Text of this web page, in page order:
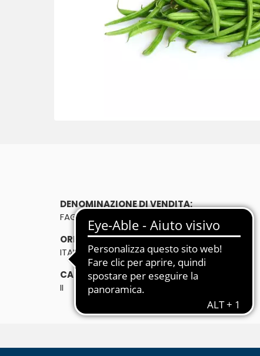
DENOMINAZIONE DI VENDITA:
FAGIOLINI SFUSI
ORIGINE:
ITALIA
CATEGORIA:
II